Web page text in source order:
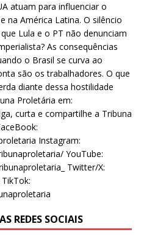
atuam para influenciar o
na América Latina. O silêncio
Lula e o PT não denunciam
As consequências
o Brasil se curva ao
são os trabalhadores. O que
diante dessa hostilidade
Proletária em:
curta e compartilhe a Tribuna
Instagram:
YouTube:
Twitter/X:
REDES SOCIAIS